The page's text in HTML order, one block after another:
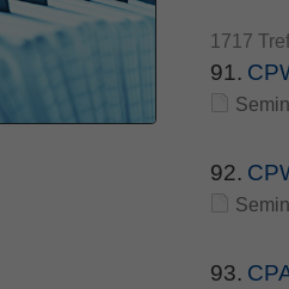
1717
91.
92.
93.